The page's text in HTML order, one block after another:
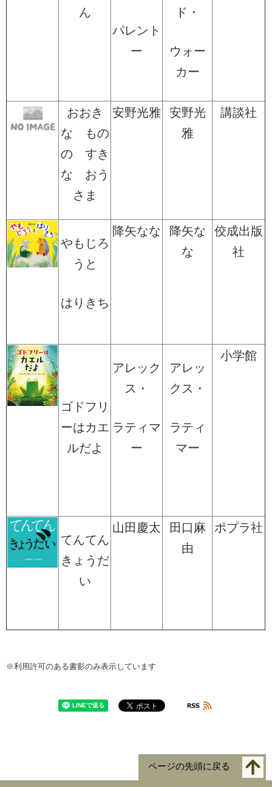
ん
パレント
ー
ド・
ウォー
カー
おおき
な もの
の すき
な おう
さま
安野光雅
安野光
雅
講談社
やもじろ
うと
はりきち
降矢なな
降矢な
な
佼成出版
社
ゴドフリ
ーはカエ
ルだよ
アレック
ス・
ラティマ
ー
アレッ
クス・
ラティ
マー
小学館
てんてん
きょうだ
い
山田慶太
田口麻
由
ポプラ社
※利用許可のある書影のみ表示しています
ページの先頭に戻る